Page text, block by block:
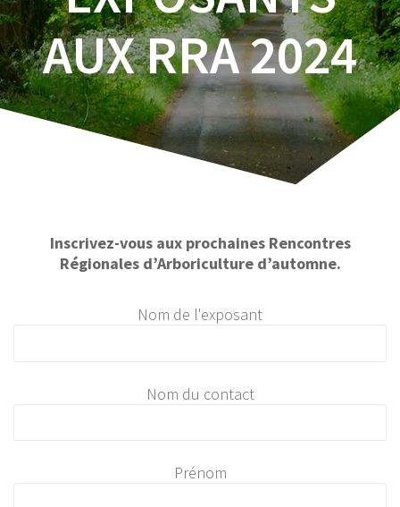
AUX RRA 2024
Inscrivez-vous aux prochaines Rencontres
Régionales d’Arboriculture d’automne.
Nom de l'exposant
Nom du contact
Prénom